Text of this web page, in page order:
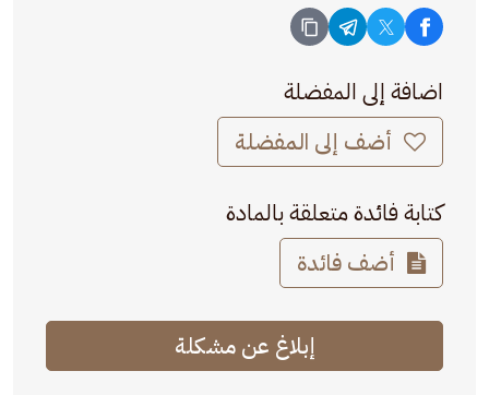
اضافة إلى المفضلة
أضف إلى المفضلة
كتابة فائدة متعلقة بالمادة
أضف فائدة
إبلاغ عن مشكلة